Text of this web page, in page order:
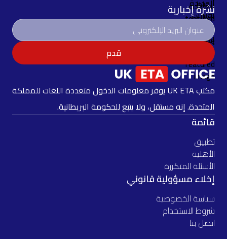
نشرة إخبارية
قدم
مكتب UK ETA يوفر معلومات الدخول متعددة اللغات للمملكة
المتحدة. إنه مستقل، ولا يتبع للحكومة البريطانية.
قائمة
تطبيق
الأهلية
الأسئلة المتكررة
إخلاء مسؤولية قانوني
سياسة الخصوصية
شروط الاستخدام
اتصل بنا